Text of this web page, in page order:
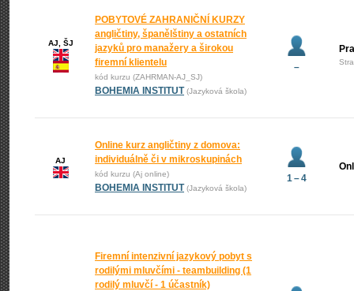
AJ, ŠJ
POBYTOVÉ ZAHRANIČNÍ KURZY
angličtiny, španělštiny a ostatních
jazyků pro manažery a širokou
firemní klientelu
kód kurzu (ZAHRMAN-AJ_SJ)
BOHEMIA INSTITUT (Jazyková škola)
–
AJ
Online kurz angličtiny z domova:
individuálně či v mikroskupinách
kód kurzu (Aj online)
BOHEMIA INSTITUT (Jazyková škola)
1 – 4
Firemní intenzivní jazykový pobyt s
rodilými mluvčími - teambuilding (1
rodilý mluvčí - 1 účastník)